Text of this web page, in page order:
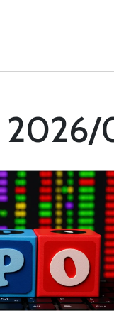
2026/